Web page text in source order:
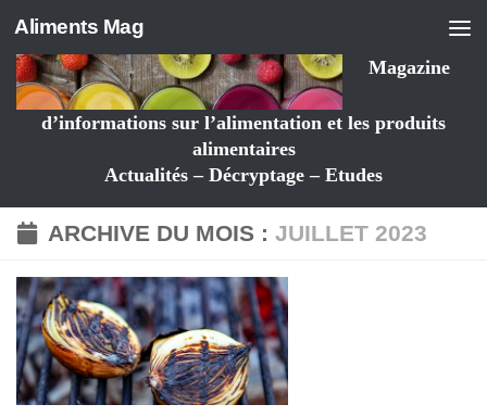
Aliments Mag
Magazine
d’informations sur l’alimentation et les produits
alimentaires
Actualités – Décryptage – Etudes
ARCHIVE DU MOIS : JUILLET 2023